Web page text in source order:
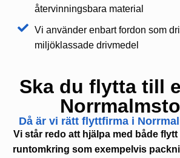
återvinningsbara material
Vi använder enbart fordon som
miljöklassade drivmedel
Ska du flytta till
Då är vi rätt flyttfirma i
Vi står redo att hjälpa med både
runtomkring som exempelvis